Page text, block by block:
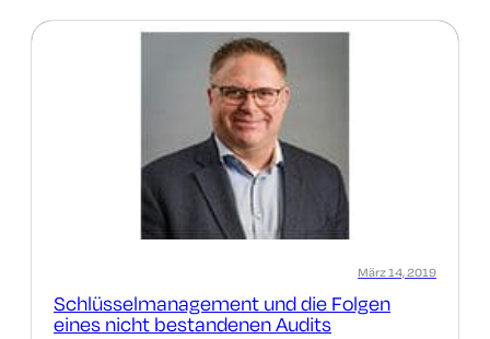
Zertifikatspanners.
Schlüsselmanagement und die Folgen
eines nicht bestandenen Audits
März 14, 2019